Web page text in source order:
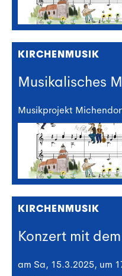
KIRCHENMUSIK
Musikalisches
Musikprojekt
KIRCHENMUSIK
Konzert mit
am Sa, 15.3.2025, um